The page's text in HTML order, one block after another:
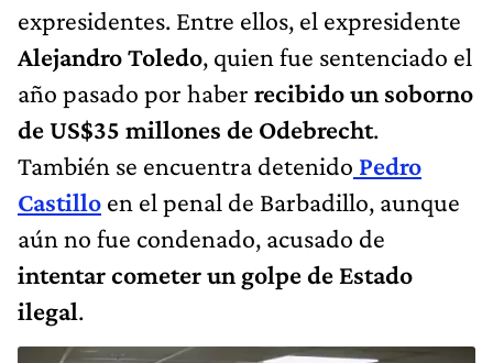
expresidentes. Entre ellos, el expresidente
Alejandro Toledo, quien fue sentenciado el
año pasado por haber recibido un soborno
de US$35 millones de Odebrecht.
También se encuentra detenido Pedro
Castillo en el penal de Barbadillo, aunque
aún no fue condenado, acusado de
intentar cometer un golpe de Estado
ilegal.